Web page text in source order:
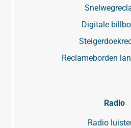
Digitale
Reclameborden
Radio
Radio